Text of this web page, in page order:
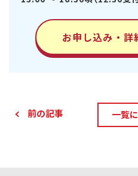
お申し込み・詳
前の記事 一覧